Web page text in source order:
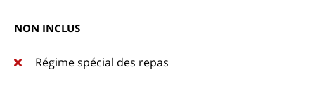
NON INCLUS
Régime spécial des repas